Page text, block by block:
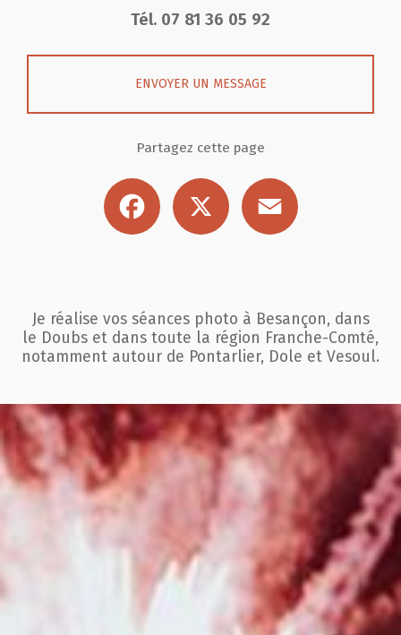
Tél. 07 81 36 05 92
ENVOYER UN MESSAGE
Partagez cette page
Facebook
Je réalise vos séances photo à Besançon, dans
le Doubs et dans toute la région Franche-Comté,
notamment autour de Pontarlier, Dole et Vesoul.